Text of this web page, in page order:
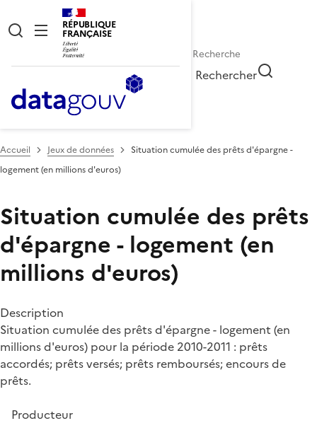
RÉPUBLIQUE
FRANÇAISE
Rechercher
Accueil Jeux de données
Situation cumulée des prêts d'épargne -
logement (en millions d'euros)
Situation cumulée des prêts
d'épargne - logement (en
millions d'euros)
Description
Situation cumulée des prêts d'épargne - logement (en
millions d'euros) pour la période 2010-2011 : prêts
accordés; prêts versés; prêts remboursés; encours de
prêts.
Producteur